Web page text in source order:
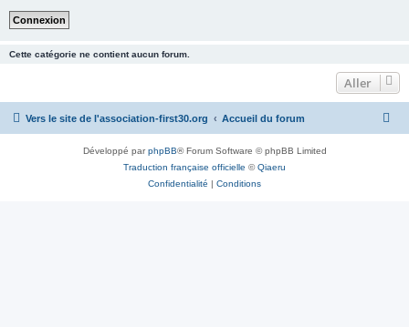
Cette catégorie ne contient aucun forum.
Aller
Vers le site de l'association-first30.org Accueil du forum
Développé parphpBB® Forum Software © phpBB Limited
Traduction française officielle ©Qiaeru
Confidentialité | Conditions